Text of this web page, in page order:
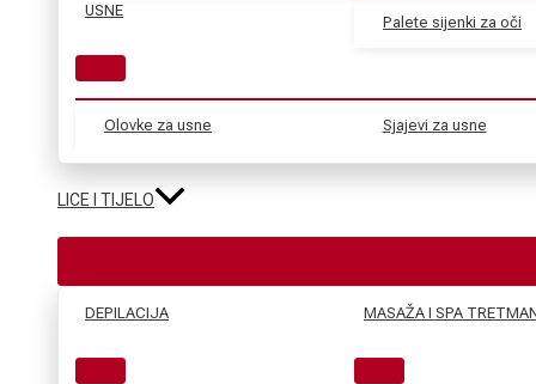
USNE
Olovke za usne Sjajevi za usne
Palete sijenki za oči
LICE I TIJELO
DEPILACIJA MASAŽA I SPA